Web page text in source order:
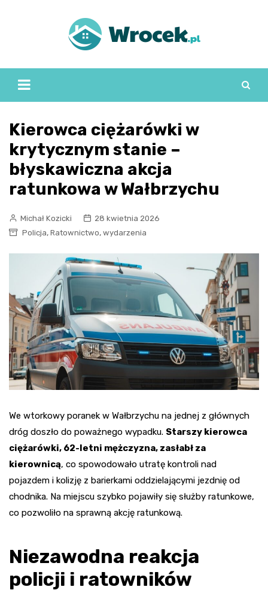
Kierowca ciężarówki w
krytycznym stanie –
błyskawiczna akcja
ratunkowa w Wałbrzychu
Michał Kozicki
28 kwietnia 2026
Policja, Ratownictwo, wydarzenia
We wtorkowy poranek w Wałbrzychu na jednej z głównych
dróg doszło do poważnego wypadku. Starszy kierowca
ciężarówki, 62-letni mężczyzna, zasłabł za
kierownicą, co spowodowało utratę kontroli nad
pojazdem i kolizję z barierkami oddzielającymi jezdnię od
chodnika. Na miejscu szybko pojawiły się służby ratunkowe,
co pozwoliło na sprawną akcję ratunkową.
Niezawodna reakcja
policji i ratowników